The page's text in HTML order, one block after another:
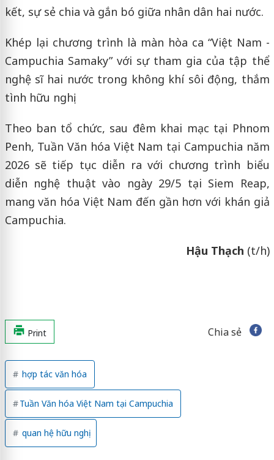
kết, sự sẻ chia và gắn bó giữa nhân dân hai nước.
Khép lại chương trình là màn hòa ca “Việt Nam -
Campuchia Samaky” với sự tham gia của tập thể
nghệ sĩ hai nước trong không khí sôi động, thắm
tình hữu nghị.
Theo ban tổ chức, sau đêm khai mạc tại Phnom
Penh, Tuần Văn hóa Việt Nam tại Campuchia năm
2026 sẽ tiếp tục diễn ra với chương trình biểu
diễn nghệ thuật vào ngày 29/5 tại Siem Reap,
mang văn hóa Việt Nam đến gần hơn với khán giả
Campuchia.
Hậu Thạch (t/h)
Print Chia sẻ
hợp tác văn hóa
Tuần Văn hóa Việt Nam tại Campuchia
quan hệ hữu nghị